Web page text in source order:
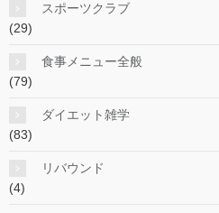
スポーツクラブ
(29)
食事メニュー全般
(79)
ダイエット雑学
(83)
リバウンド
(4)